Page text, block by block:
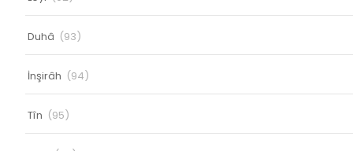
Duhâ (93)
İnşirâh (94)
Tîn (95)